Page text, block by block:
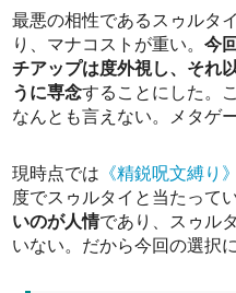
最悪の相性であるスゥルタ
り、マナコストが重い。今
チアップは度外視し、それ
うに専念することにした。
なんとも言えない。メタゲ
現時点では 《精鋭呪文縛り
度でスゥルタイと当たって
いのが人情であり、スゥル
いない。だから今回の選択